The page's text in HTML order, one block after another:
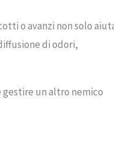
o avanzi non solo
di odori,
un altro nemico